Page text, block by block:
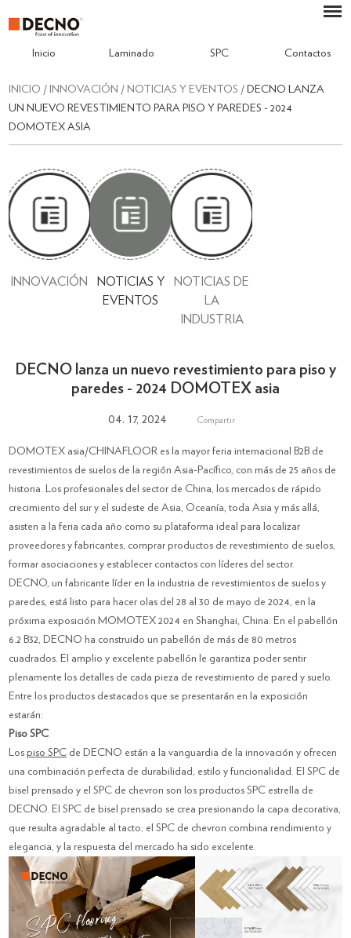
Inicio Laminado SPC Contactos
INICIO / INNOVACIÓN / NOTICIAS Y EVENTOS / DECNO LANZA
UN NUEVO REVESTIMIENTO PARA PISO Y PAREDES - 2024
DOMOTEX ASIA
INNOVACIÓN
NOTICIAS Y
EVENTOS
NOTICIAS DE
LA
INDUSTRIA
DECNO lanza un nuevo revestimiento para piso y
paredes - 2024 DOMOTEX asia
04. 17, 2024 Compartir
DOMOTEX asia/CHINAFLOOR es la mayor feria internacional B2B de
revestimientos de suelos de la región Asia-Pacífico, con más de 25 años de
historia. Los profesionales del sector de China, los mercados de rápido
crecimiento del sur y el sudeste de Asia, Oceanía, toda Asia y más allá,
asisten a la feria cada año como su plataforma ideal para localizar
proveedores y fabricantes, comprar productos de revestimiento de suelos,
formar asociaciones y establecer contactos con líderes del sector.
DECNO, un fabricante líder en la industria de revestimientos de suelos y
paredes, está listo para hacer olas del 28 al 30 de mayo de 2024, en la
próxima exposición MOMOTEX 2024 en Shanghai, China. En el pabellón
6.2 B32, DECNO ha construido un pabellón de más de 80 metros
cuadrados. El amplio y excelente pabellón le garantiza poder sentir
plenamente los detalles de cada pieza de revestimiento de pared y suelo.
Entre los productos destacados que se presentarán en la exposición
estarán:
Piso SPC
Lospiso SPC de DECNO están a la vanguardia de la innovación y ofrecen
una combinación perfecta de durabilidad, estilo y funcionalidad. El SPC de
bisel prensado y el SPC de chevron son los productos SPC estrella de
DECNO. El SPC de bisel prensado se crea presionando la capa decorativa,
que resulta agradable al tacto; el SPC de chevron combina rendimiento y
elegancia, y la respuesta del mercado ha sido excelente.